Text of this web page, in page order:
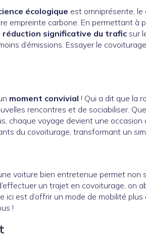
écologique est omniprésente,
empreinte carbone. En permettant à
réduction significative du trafic sur
d’émissions. Essayer le
moment convivial ! Qui a dit que la
rencontres et de sociabiliser.
chaque voyage devient une
du covoiturage, transformant un
voiture bien entretenue permet non
un trajet en covoiturage, on
ici est d’offrir un mode de mobilité plus
!